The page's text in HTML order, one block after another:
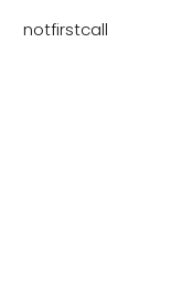
notfirstcall